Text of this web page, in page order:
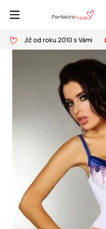
Již od roku 2010 s Vámi